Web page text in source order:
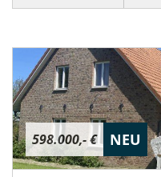
598.000,- € NEU